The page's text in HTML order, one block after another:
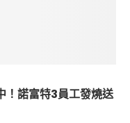
！諾富特3員工發燒送